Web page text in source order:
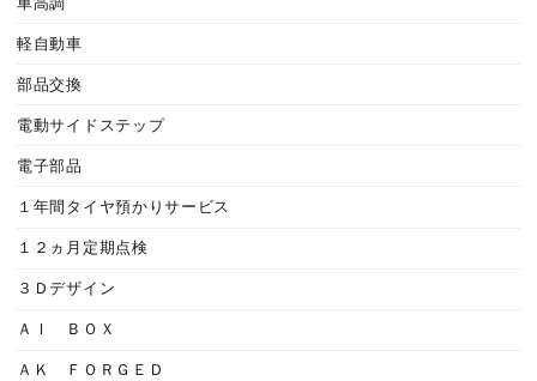
軽自動車
部品交換
電動サイドステップ
電子部品
１年間タイヤ預かりサービス
１２ヵ月定期点検
３Ｄデザイン
ＡＩ ＢＯＸ
ＡＫ ＦＯＲＧＥＤ